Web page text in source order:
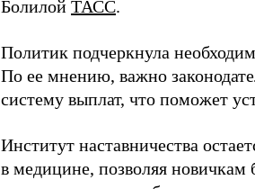
Болилой ТАСС.
Политик подчеркнула
По ее мнению, важно
систему выплат, что поможет
Институт наставничества
в медицине, позволяя новичкам